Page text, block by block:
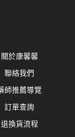
關於康馨馨
聯絡我們
師推薦導覽
訂單查詢
退換貨流程